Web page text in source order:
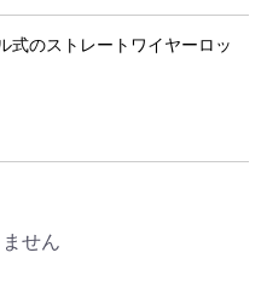
式のストレートワイヤーロッ
せん